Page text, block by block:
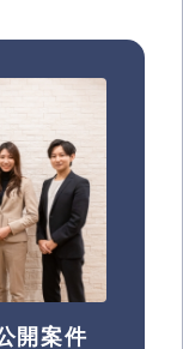
開案件